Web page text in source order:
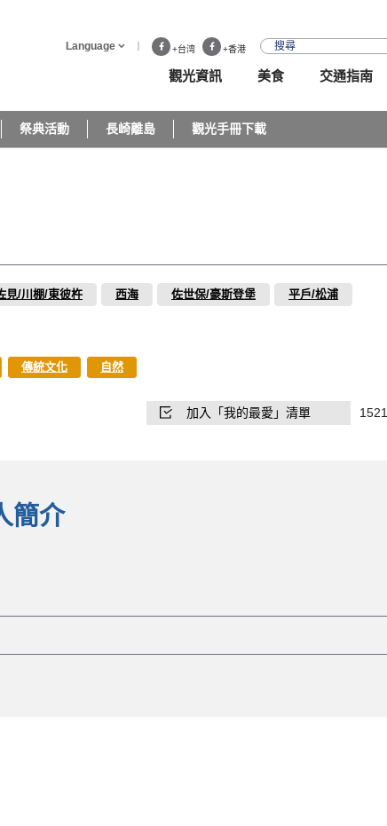
Language +台湾 +香港
觀光資訊 美食 交通指南
祭典活動 長崎離島 觀光手冊下載
見/川棚/東彼杵 西海 佐世保/豪斯登堡 平戶/松浦
傳統文化 自然
加入「我的最愛」清單 1521
簡介